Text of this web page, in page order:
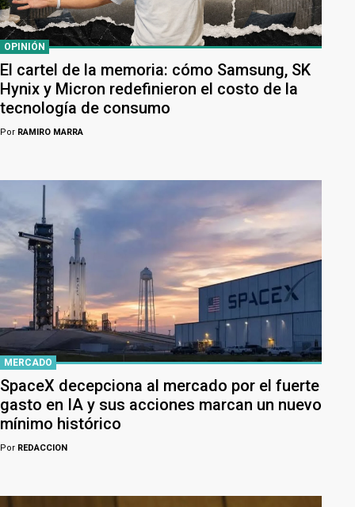
OPINIÓN
El cartel de la memoria: cómo Samsung, SK
Hynix y Micron redefinieron el costo de la
tecnología de consumo
Por RAMIRO MARRA
MERCADO
SpaceX decepciona al mercado por el fuerte
gasto en IA y sus acciones marcan un nuevo
mínimo histórico
Por REDACCION